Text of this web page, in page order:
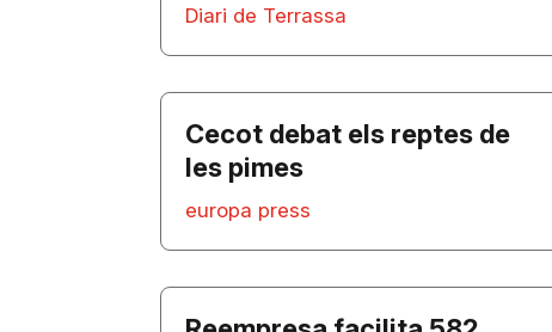
Diari de Terrassa
Cecot debat els reptes de
les pimes
europa press